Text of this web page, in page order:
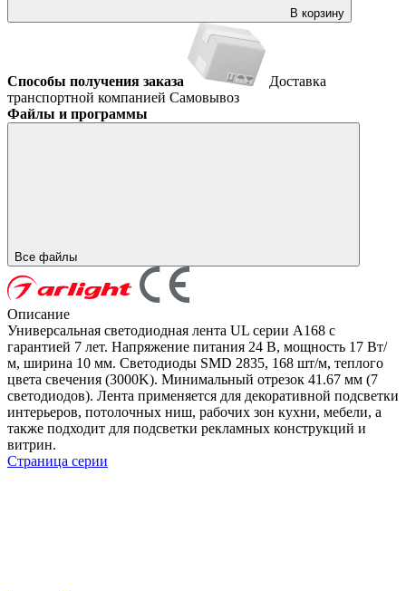
В корзину
Способы получения заказа
Доставка
транспортной компанией Самовывоз
Файлы и программы
Все файлы
Описание
Универсальная светодиодная лента UL серии A168 с
гарантией 7 лет. Напряжение питания 24 В, мощность 17 Вт/
м, ширина 10 мм. Светодиоды SMD 2835, 168 шт/м, теплого
цвета свечения (3000K). Минимальный отрезок 41.67 мм (7
светодиодов). Лента применяется для декоративной подсветки
интерьеров, потолочных ниш, рабочих зон кухни, мебели, а
также подходит для подсветки рекламных конструкций и
витрин.
Страница серии